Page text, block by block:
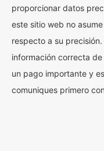
proporcionar datos
este sitio web no
respecto a su
información correcta
un pago importante y
comuniques primero